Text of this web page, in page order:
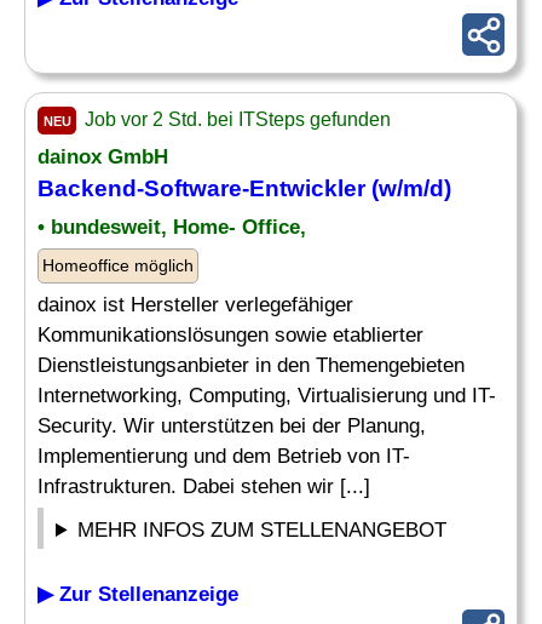
NEU Job vor 2 Std. bei ITSteps gefunden
dainox GmbH
Backend-Software-Entwickler (w/m/d)
• bundesweit, Home- Office,
Homeoffice möglich
dainox ist Hersteller verlegefähiger
Kommunikationslösungen sowie etablierter
Dienstleistungsanbieter in den Themengebieten
Internetworking, Computing, Virtualisierung und IT-
Security. Wir unterstützen bei der Planung,
Implementierung und dem Betrieb von IT-
Infrastrukturen. Dabei stehen wir [...]
MEHR INFOS ZUM STELLENANGEBOT
▶ Zur Stellenanzeige